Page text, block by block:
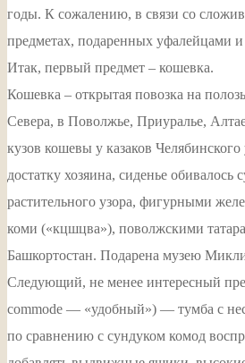
годы. К сожалению, в связи со
предметах, подаренных уфалейцами
Итак, первый предмет – кошевка.
Кошевка – открытая повозка на
Севера, в Поволжье, Приуралье,
кузов кошевы у казаков
достатку хозяина, сиденье
растительного узора, фигурными
коми («кцшцва»), поволжскими
Башкортостан. Подарена музею
Следующий, не менее интересный
commode — «удобный») — тумба с
по сравнению с сундуком комод